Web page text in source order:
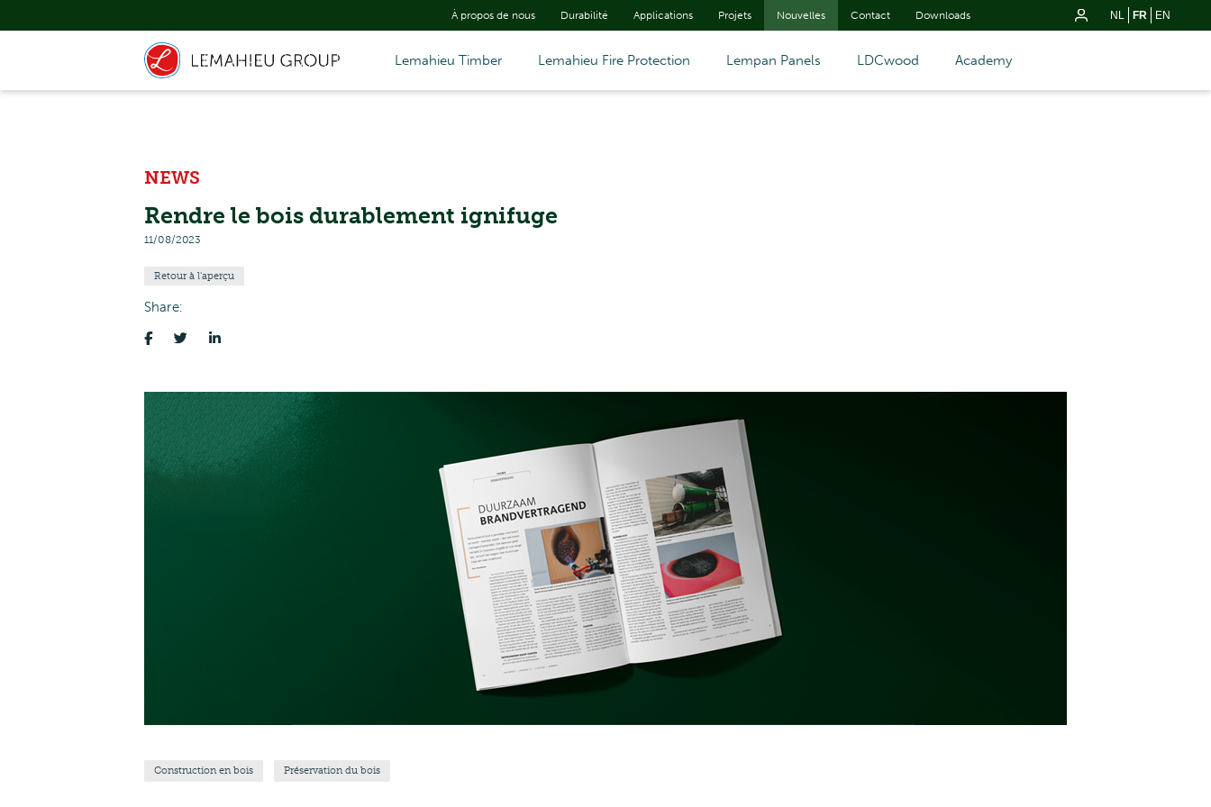
À propos de nous Durabilité Applications Projets Nouvelles Contact Downloads NL FR EN
Lemahieu Timber Lemahieu Fire Protection Lempan Panels LDCwood Academy
NEWS
Rendre le bois durablement ignifuge
11/08/2023
Retour à l'aperçu
Share:
Construction en bois Préservation du bois